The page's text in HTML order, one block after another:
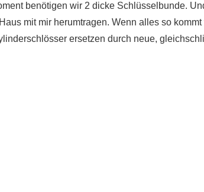
benötigen wir 2 dicke Schlüsselbunde.
mit mir herumtragen. Wenn alles so
ersetzen durch neue,